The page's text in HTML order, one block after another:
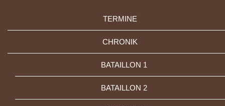
TERMINE
CHRONIK
BATAILLON 1
BATAILLON 2